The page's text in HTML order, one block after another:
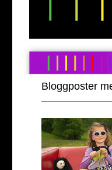
Bloggposter